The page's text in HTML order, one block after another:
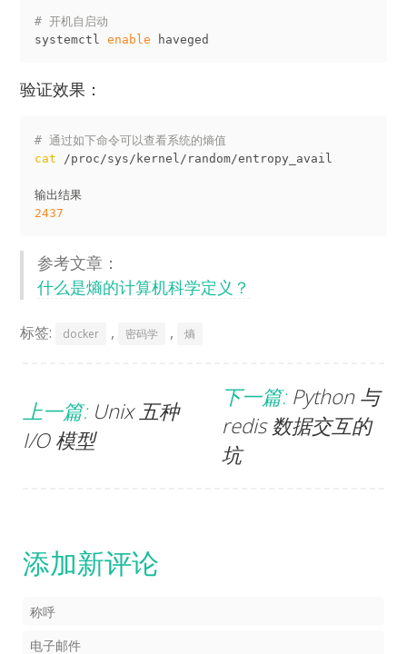
# 开机自启动
systemctl enable
验证效果：
# 通过如下命令可以查看系统的熵值
cat /proc/sys/kernel/random/entropy_avail
2437
参考文章：
什么是熵的计算机科学定义？
标签: docker , 密码学 , 熵
上一篇: Unix 五种
I/O 模型
下一篇: Python 与
redis 数据交互的
坑
添加新评论